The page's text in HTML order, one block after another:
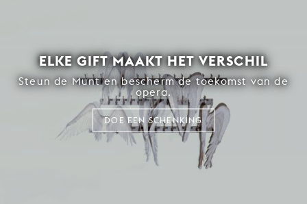
ELKE GIFT MAAKT HET VERSCHIL
Steun de Munt en bescherm de toekomst van de
opera.
DOE EEN SCHENKING